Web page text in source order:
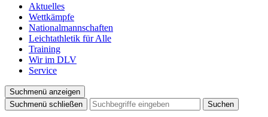
Aktuelles
Wettkämpfe
Nationalmannschaften
Leichtathletik für Alle
Training
Wir im DLV
Service
Suchmenü anzeigen
Suchmenü schließen
Suchen